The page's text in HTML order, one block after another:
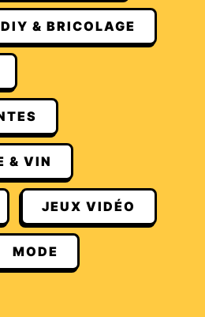
DIY & BRICOLAGE
& VIN
JEUX VIDÉO
MODE